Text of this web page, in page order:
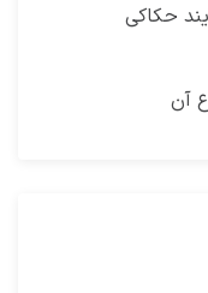
حکاکی
آن